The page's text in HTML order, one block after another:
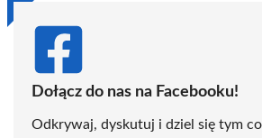
Dołącz do nas na Facebooku!
Odkrywaj, dyskutuj i dziel się tym co